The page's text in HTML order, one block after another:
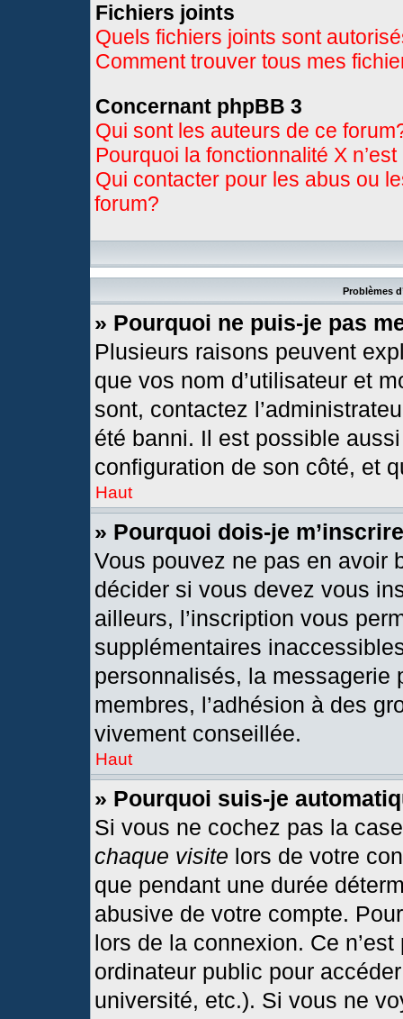
Fichiers joints
Quels fichiers joints sont
Comment trouver tous mes
Concernant phpBB 3
Qui sont les auteurs de ce
Pourquoi la fonctionnalité X
Qui contacter pour les abus ou
forum?
Problèmes
» Pourquoi ne puis-je pas
Plusieurs raisons peuvent
que vos nom d’utilisateur et
sont, contactez
été banni. Il est possible
configuration de son côté, et
Haut
» Pourquoi dois-je
Vous pouvez ne pas en avoir
décider si vous devez vous
ailleurs, l’inscription vous
supplémentaires
personnalisés, la messagerie
membres, l’adhésion à des
vivement conseillée.
Haut
» Pourquoi suis-je
Si vous ne cochez pas la
chaque visite lors de votre
que pendant une durée
abusive de votre compte.
lors de la connexion. Ce
ordinateur public pour
université, etc.). Si vous ne